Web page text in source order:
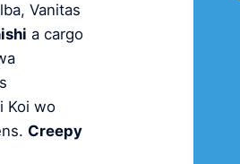
Vanitas
a cargo
Koi wo
Creepy